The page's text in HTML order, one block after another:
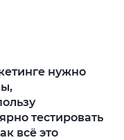
нужно
тестировать
всё это
по